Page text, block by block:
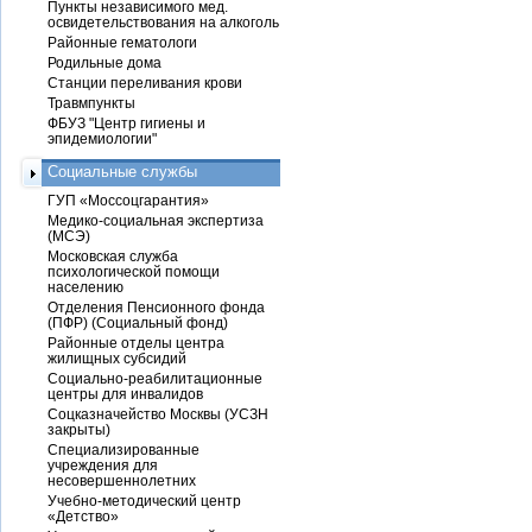
Пункты независимого мед.
освидетельствования на алкоголь
Районные гематологи
Родильные дома
Станции переливания крови
Травмпункты
ФБУЗ "Центр гигиены и
эпидемиологии"
Социальные службы
ГУП «Моссоцгарантия»
Медико-социальная экспертиза
(МСЭ)
Московская служба
психологической помощи
населению
Отделения Пенсионного фонда
(ПФР) (Социальный фонд)
Районные отделы центра
жилищных субсидий
Социально-реабилитационные
центры для инвалидов
Соцказначейство Москвы (УСЗН
закрыты)
Специализированные
учреждения для
несовершеннолетних
Учебно-методический центр
«Детство»